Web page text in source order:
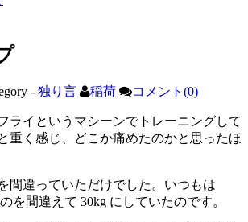
- 独り言 稲荷 コメント(0)
ライというマシーンでトレーニングして
重く感じ、どこか痛めたのかと思ったほ
間違っていただけでした。いつもは
を間違えて 30kg にしていたのです。